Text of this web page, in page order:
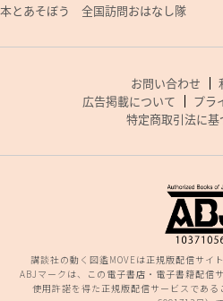
本とあそぼう 全国訪問おはなし隊
お問い合わせ
広告掲載について
プラ
特定商取引法に
講談社の動く図鑑MOVEは正規版配信サイ
ABJマークは、この電子書店・電子書籍配信
使用許諾を得た正規版配信サービスであ